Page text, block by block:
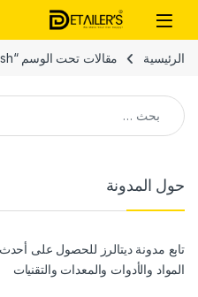
Skip to navigation
Skip to content
Open
الرئيسية مقالات تحت الوسم “Car Wash”
البحث عن:
حول المدونة
تابع مدونة ديتالرز للحصول على
المواد والأدوات والمعدات والتقنيات